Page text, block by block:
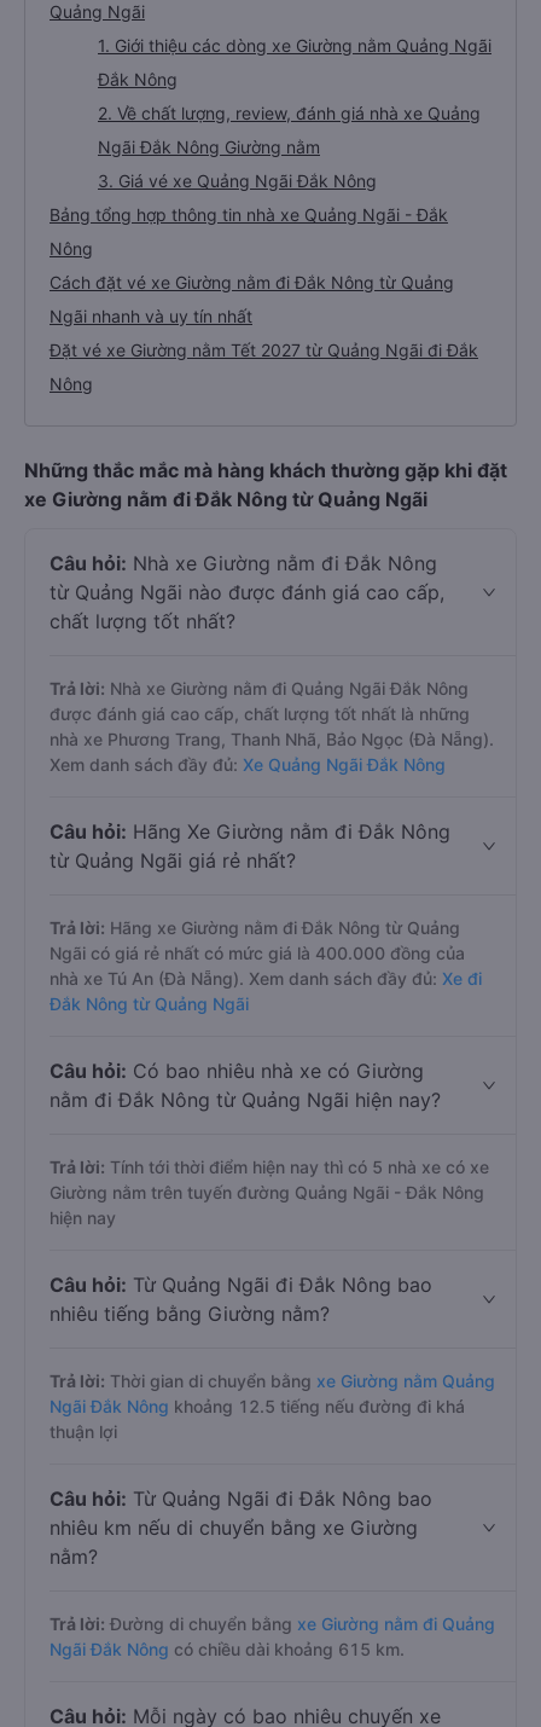
Quảng Ngãi
1. Giới thiệu các dòng xe Giường nằm Quảng Ngãi
Đắk Nông
2. Về chất lượng, review, đánh giá nhà xe Quảng
Ngãi Đắk Nông Giường nằm
3. Giá vé xe Quảng Ngãi Đắk Nông
Bảng tổng hợp thông tin nhà xe Quảng Ngãi - Đắk
Nông
Cách đặt vé xe Giường nằm đi Đắk Nông từ Quảng
Ngãi nhanh và uy tín nhất
Đặt vé xe Giường nằm Tết 2027 từ Quảng Ngãi đi Đắk
Nông
Những thắc mắc mà hàng khách thường gặp khi đặt
xe Giường nằm đi Đắk Nông từ Quảng Ngãi
Câu hỏi: Nhà xe Giường nằm đi Đắk Nông
từ Quảng Ngãi nào được đánh giá cao cấp,
chất lượng tốt nhất?
Trả lời: Nhà xe Giường nằm đi Quảng Ngãi Đắk Nông
được đánh giá cao cấp, chất lượng tốt nhất là những
nhà xe Phương Trang, Thanh Nhã, Bảo Ngọc (Đà Nẵng).
Xem danh sách đầy đủ: Xe Quảng Ngãi Đắk Nông
Câu hỏi: Hãng Xe Giường nằm đi Đắk Nông
từ Quảng Ngãi giá rẻ nhất?
Trả lời: Hãng xe Giường nằm đi Đắk Nông từ Quảng
Ngãi có giá rẻ nhất có mức giá là 400.000 đồng của
nhà xe Tú An (Đà Nẵng). Xem danh sách đầy đủ: Xe đi
Đắk Nông từ Quảng Ngãi
Câu hỏi: Có bao nhiêu nhà xe có Giường
nằm đi Đắk Nông từ Quảng Ngãi hiện nay?
Trả lời: Tính tới thời điểm hiện nay thì có 5 nhà xe có xe
Giường nằm trên tuyến đường Quảng Ngãi - Đắk Nông
hiện nay
Câu hỏi: Từ Quảng Ngãi đi Đắk Nông bao
nhiêu tiếng bằng Giường nằm?
Trả lời: Thời gian di chuyển bằng xe Giường nằm Quảng
Ngãi Đắk Nông khoảng 12.5 tiếng nếu đường đi khá
thuận lợi
Câu hỏi: Từ Quảng Ngãi đi Đắk Nông bao
nhiêu km nếu di chuyển bằng xe Giường
nằm?
Trả lời: Đường di chuyển bằng xe Giường nằm đi Quảng
Ngãi Đắk Nông có chiều dài khoảng 615 km.
Câu hỏi: Mỗi ngày có bao nhiêu chuyến xe